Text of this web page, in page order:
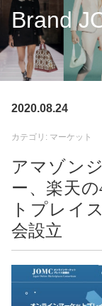
Brand
2020.08.24
カテゴリ: マーケット
アマゾン
ー、楽天
トプレイ
会設立